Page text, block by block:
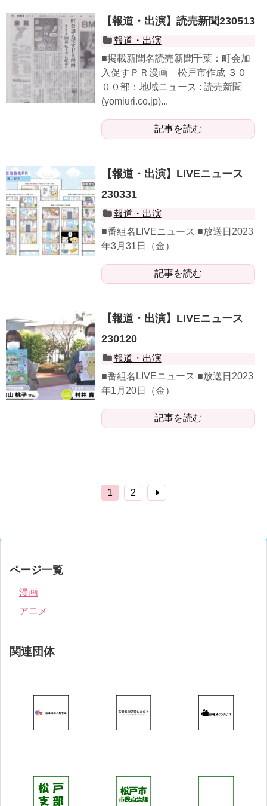
【報道・出演】読売新聞230513
報道・出演
■掲載新聞名読売新聞千葉：町会加
入促すＰＲ漫画 松戸市作成 ３０
００部：地域ニュース : 読売新聞
(yomiuri.co.jp)...
記事を読む
【報道・出演】LIVEニュース
230331
報道・出演
■番組名LIVEニュース ■放送日2023
年3月31日（金）
記事を読む
【報道・出演】LIVEニュース
230120
報道・出演
■番組名LIVEニュース ■放送日2023
年1月20日（金）
記事を読む
1 2
ページ一覧
漫画
アニメ
関連団体